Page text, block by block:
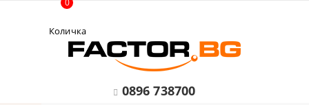
Количка
0
0896 738700